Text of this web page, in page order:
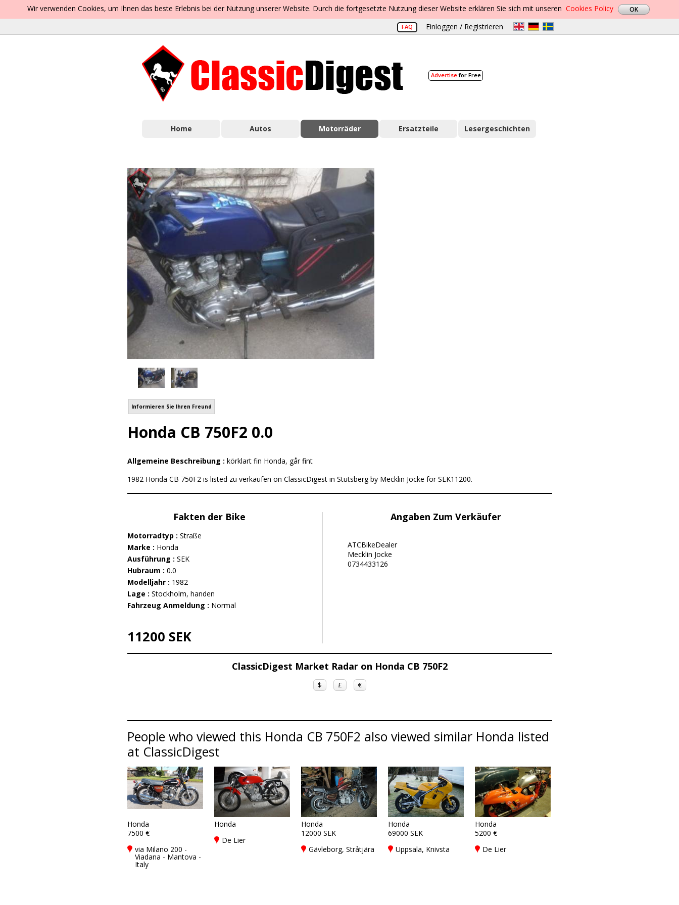
Wir verwenden Cookies, um Ihnen das beste Erlebnis bei der Nutzung unserer Website. Durch die fortgesetzte Nutzung dieser Website erklären Sie sich mit unseren Cookies Policy
FAQ Einloggen / Registrieren
Advertisefor Free
Home Autos Motorräder Ersatzteile Lesergeschichten
Informieren Sie Ihren Freund
Honda CB 750F2 0.0
Allgemeine Beschreibung : körklart fin Honda, går fint
1982 Honda CB 750F2 is listed zu verkaufen on ClassicDigest in Stutsberg by Mecklin Jocke for SEK11200.
Fakten der Bike
Motorradtyp : Straße
Marke : Honda
Ausführung : SEK
Hubraum : 0.0
Modelljahr : 1982
Lage : Stockholm, handen
Fahrzeug Anmeldung : Normal
11200 SEK
Angaben Zum Verkäufer
ATCBikeDealer
Mecklin Jocke
0734433126
ClassicDigest Market Radar on Honda CB 750F2
$ £ €
People who viewed this Honda CB 750F2 also viewed similar Honda listed
at ClassicDigest
Honda
7500 €
via Milano 200 -
Viadana - Mantova -
Italy
Honda
De Lier
Honda
12000 SEK
Gävleborg, Stråtjära
Honda
69000 SEK
Uppsala, Knivsta
Honda
5200 €
De Lier